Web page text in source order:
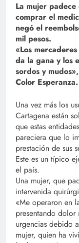
La mujer
comprar el
negó el
mil pesos.
«Los
da la gana y los
sordos y
Color Esperanza.
Una vez más los
Cartagena están
que estas
pareciera que lo
prestación de sus
Este es un típico
el país.
Una mujer, que
intervenida
«Me operaron en
presentando
urgencias debido
mujer, quien ha